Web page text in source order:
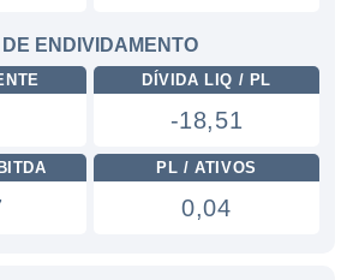
DE ENDIVIDAMENTO
DÍVIDA LIQ / PL
-18,51
PL / ATIVOS
0,04